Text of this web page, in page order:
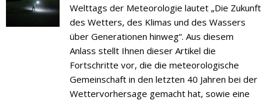
Welttags der Meteorologie lautet „Die Zukunft
des Wetters, des Klimas und des Wassers
über Generationen hinweg“. Aus diesem
Anlass stellt Ihnen dieser Artikel die
Fortschritte vor, die die meteorologische
Gemeinschaft in den letzten 40 Jahren bei der
Wettervorhersage gemacht hat, sowie eine